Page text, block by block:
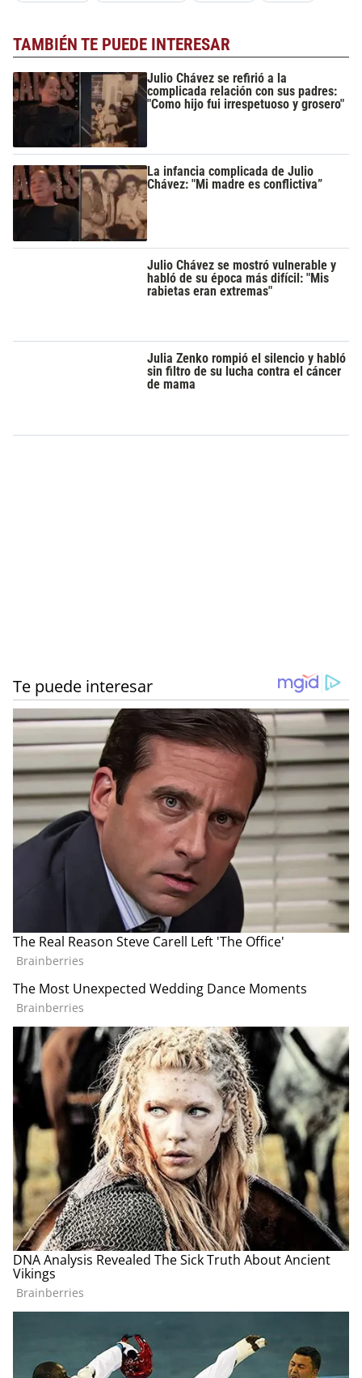
TAMBIÉN TE PUEDE INTERESAR
Julio Chávez se refirió a la
complicada relación con sus padres:
"Como hijo fui irrespetuoso y grosero"
La infancia complicada de Julio
Chávez: "Mi madre es conflictiva”
Julio Chávez se mostró vulnerable y
habló de su época más difícil: "Mis
rabietas eran extremas"
Julia Zenko rompió el silencio y habló
sin filtro de su lucha contra el cáncer
de mama